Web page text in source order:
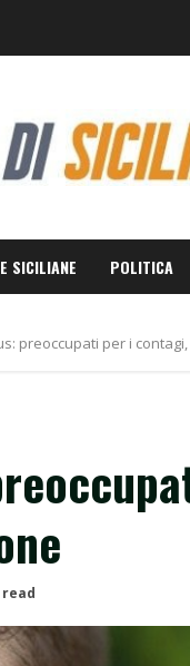
SICILIANE POLITICA
preoccupati per i
read